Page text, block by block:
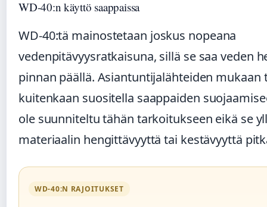
WD-40:n käyttö saappaissa
WD-40:tä mainostetaan joskus nopeana
vedenpitävyysratkaisuna, sillä se saa veden
pinnan päällä. Asiantuntijalähteiden mukaan
kuitenkaan suositella saappaiden
ole suunniteltu tähän tarkoitukseen eikä se
materiaalin hengittävyyttä tai kestävyyttä
WD-40:N RAJOITUKSET